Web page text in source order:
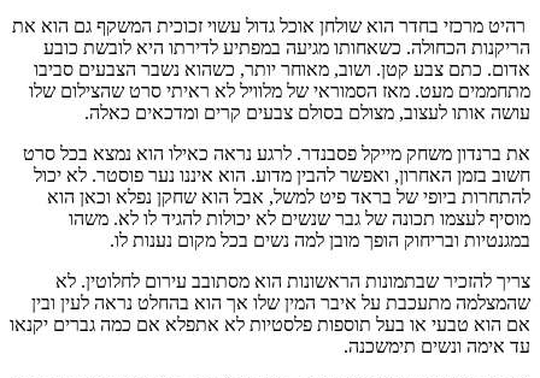
רהיט מרכזי בחדר הוא שולחן אוכל גדול עשוי זכוכית המשקף גם הוא את
הריקנות הכחולה. כשאחותו מגיעה במפתיע לדירתו היא לובשת כובע
אדום. כתם צבע קטן. ושוב, מאוחר יותר, כשהוא נשבר הצבעים סביבו
מתחממים מעט. מאז הסמוראי של מלוויל לא ראיתי סרט שהצילום שלו
עושה אותו לעצוב, מצולם בסולם צבעים קרים ומדכאים כאלה.
את ברנדון משחק מייקל פסבנדר. לרגע נראה כאילו הוא נמצא בכל סרט
חשוב בזמן האחרון, ואפשר להבין מדוע. הוא איננו נער פוסטר. לא יכול
להתחרות ביופי של בראד פיט למשל, אבל הוא שחקן נפלא וכאן הוא
מוסיף לעצמו תכונה של גבר שנשים לא יכולות להגיד לו לא. משהו
במגנטיות ובריחוק הופך מובן למה נשים בכל מקום נענות לו.
צריך להזכיר שבתמונות הראשונות הוא מסתובב עירום לחלוטין. לא
שהמצלמה מתעכבת על איבר המין שלו אך הוא בהחלט נראה לעין ובין
אם הוא טבעי או בעל תוספות פלסטיות לא אתפלא אם כמה גברים יקנאו
עד אימה ונשים תימשכנה.